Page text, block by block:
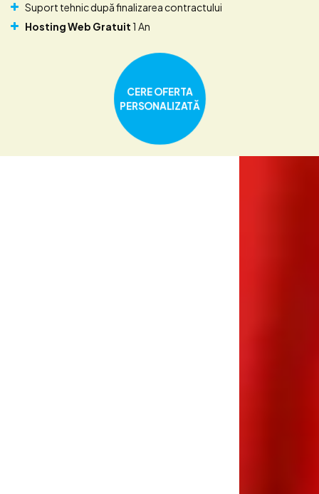
Suport tehnic după finalizarea contractului
Hosting Web Gratuit1 An
CERE OFERTA
PERSONALIZATĂ